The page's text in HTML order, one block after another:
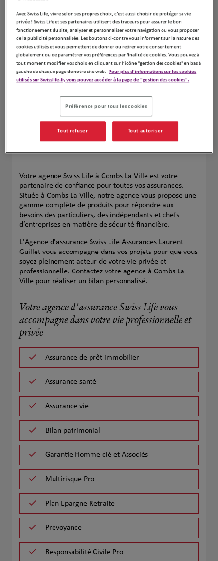
Leaflet| Map ©2026 HERE
Naviguer Itinéraire
Votre agence Swiss Life à Combs La Ville est votre
partenaire de confiance pour toutes vos assurances.
Située à Combs La Ville, notre agence vous propose une
gamme complète de produits pour répondre aux
besoins des particuliers, des indépendants et chefs
d’entreprises en matière de sécurité financière.
L'Agence d'assurance Swiss Life Assurances Laurent
Guillet vous accompagne dans vos projets pour que vous
soyez pleinement acteur de votre vie privée et
professionnelle. Contactez votre agence à Combs La
Ville pour réaliser un bilan personnalisé.
Votre agence d'assurance Swiss Life vous
accompagne dans votre vie professionnelle et
privée
Assurance de prêt immobilier
Assurance santé
Assurance vie
Bilan patrimonial
Garantie Homme clé et Associés
Multirisque Pro
Plan Epargne Retraite
Prévoyance
Responsabilité Civile Pro
Avec Swiss Life, vivre selon ses propres choix, c’est aussi choisir de protéger sa vie
privée ! Swiss Life et ses partenaires utilisent des traceurs pour assurer le bon
fonctionnement du site, analyser et personnaliser votre navigation ou vous proposer
de la publicité personnalisée. Les boutons ci-contre vous informent sur la nature des
cookies utilisés et vous permettent de donner ou retirer votre consentement
globalement ou de paramétrer vos préférences par finalité de cookies. Vous pouvez à
tout moment modifier vos choix en cliquant sur l’icône "gestion des cookies" en bas à
gauche de chaque page de notre site web. Pour plus d'informations sur les cookies
utilisés sur Swisslife.fr, vous pouvez accéder à la page de "gestion des cookies".
Préférence pour tous les cookies
Tout refuser Tout autoriser